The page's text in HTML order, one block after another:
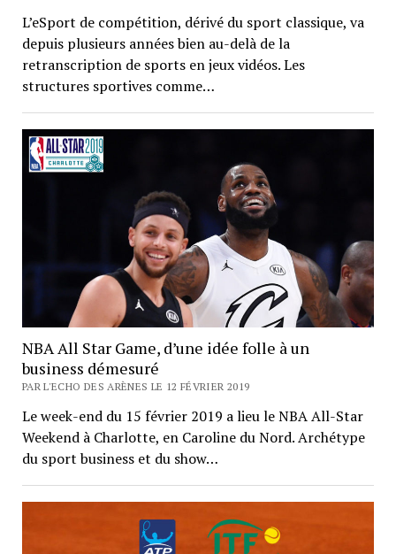
L’eSport de compétition, dérivé du sport classique, va
depuis plusieurs années bien au-delà de la
retranscription de sports en jeux vidéos. Les
structures sportives comme…
NBA All Star Game, d’une idée folle à un
business démesuré
PAR L'ECHO DES ARÈNES LE 12 FÉVRIER 2019
Le week-end du 15 février 2019 a lieu le NBA All-Star
Weekend à Charlotte, en Caroline du Nord. Archétype
du sport business et du show…